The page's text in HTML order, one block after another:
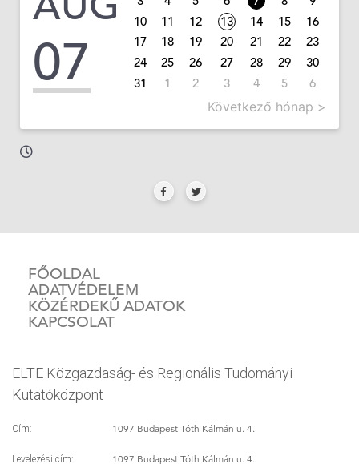
07
10
11 12 13 14 15
16
17
18 19 20 21 22
23
24
25 26 27 28 29
30
31
1 2 3 4 5 6
Következő hónap >
FŐOLDAL
ADATVÉDELEM
KÖZÉRDEKŰ ADATOK
KAPCSOLAT
ELTE Közgazdaság- és Regionális Tudományi
Kutatóközpont
Cím: 1097 Budapest Tóth Kálmán u. 4.
Levelezési cím: 1097 Budapest Tóth Kálmán u. 4.